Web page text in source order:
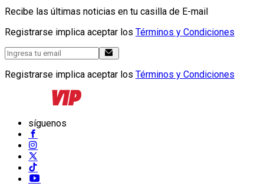
Recibe las últimas noticias en tu casilla de E-mail
Registrarse implica aceptar los Términos y Condiciones
Registrarse implica aceptar los Términos y Condiciones
síguenos